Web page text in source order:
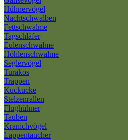
Hühnervögel
Nachtschwalben
Fettschwalme
Tagschläfer
Eulenschwalme
Höhlenschwalme
Seglervögel
Turakos
Trappen
Kuckucke
Stelzenrallen
Flughühner
Tauben
Kranichvögel
Lappentaucher